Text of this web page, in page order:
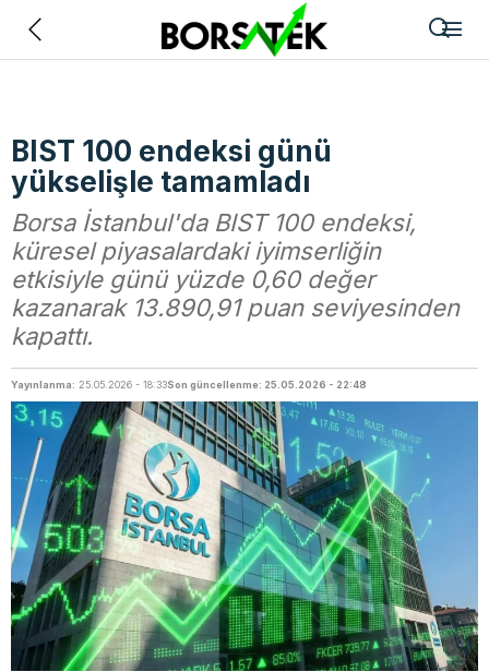
BIST 100 endeksi günü
yükselişle tamamladı
Borsa İstanbul'da BIST 100 endeksi,
küresel piyasalardaki iyimserliğin
etkisiyle günü yüzde 0,60 değer
kazanarak 13.890,91 puan seviyesinden
kapattı.
Yayınlanma: 25.05.2026 - 18:33Son güncellenme: 25.05.2026 - 22:48